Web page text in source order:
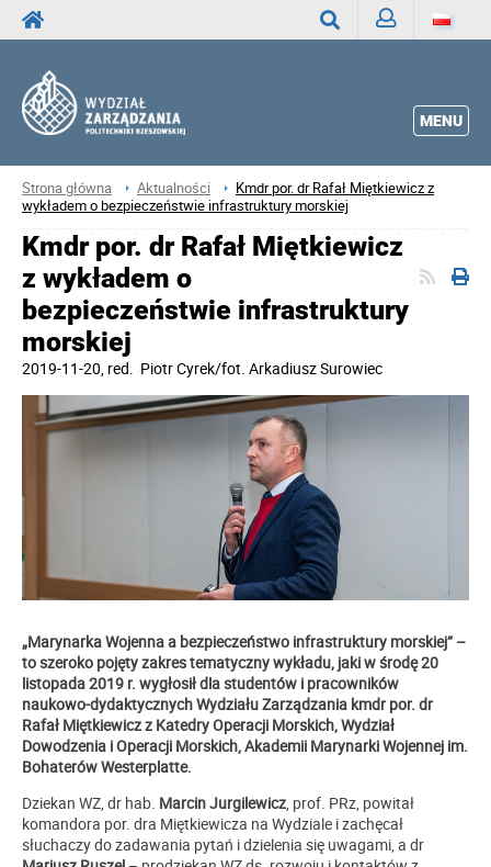
MENU
Strona główna Aktualności
Kmdr por. dr Rafał Miętkiewicz z
wykładem o bezpieczeństwie infrastruktury morskiej
Kmdr por. dr Rafał Miętkiewicz
z wykładem o
bezpieczeństwie infrastruktury
morskiej
2019-11-20, red. Piotr Cyrek/fot. Arkadiusz Surowiec
„Marynarka Wojenna a bezpieczeństwo infrastruktury morskiej” –
to szeroko pojęty zakres tematyczny wykładu, jaki w środę 20
listopada 2019 r. wygłosił dla studentów i pracowników
naukowo-dydaktycznych Wydziału Zarządzania kmdr por. dr
Rafał Miętkiewicz z Katedry Operacji Morskich, Wydział
Dowodzenia i Operacji Morskich, Akademii Marynarki Wojennej im.
Bohaterów Westerplatte.
Dziekan WZ, dr hab. Marcin Jurgilewicz , prof. PRz, powitał
komandora por. dra Miętkiewicza na Wydziale i zachęcał
słuchaczy do zadawania pytań i dzielenia się uwagami, a dr